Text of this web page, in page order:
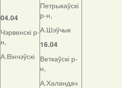
04.04
Чэрвенскі р-
н,
А.Вінчэўскі
Петрыкаўскі
р-н,
А.Шэўчык
16.04
Веткаўскі р-
н,
А.Халандач